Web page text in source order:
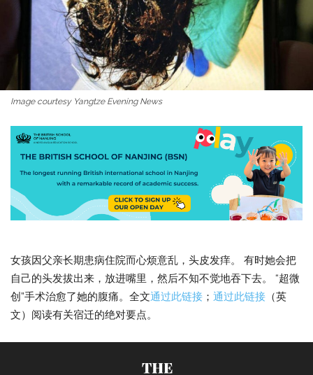
Image courtesy Yangtze Evening News
女孩因父亲长期患病住院而心烦意乱，头皮发痒。 有时她会把
自己的头发拔出来，放进嘴里，然后不知不觉地吞下去。 “超微
创”手术治愈了她的腹痛。全文通过此链接 ； 通过此链接 （英
文）阅读有关宿迁的绝对要点。